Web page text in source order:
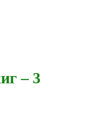
– 3